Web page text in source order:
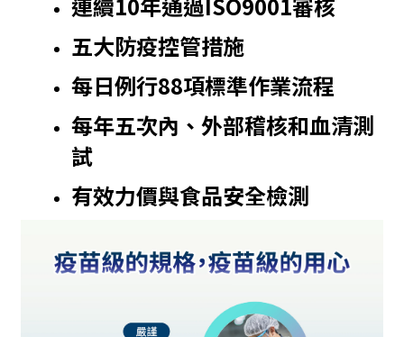
五大防疫控管措施
每日例行88項標準作業流程
每年五次內、外部稽核和血清測
試
有效力價與食品安全檢測